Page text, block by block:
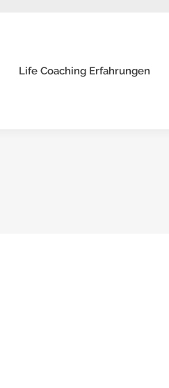
Life Coaching Erfahrungen